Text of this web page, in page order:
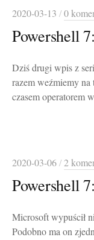
2020-03-13 /0
Powershell
Dziś drugi wpis z
razem weźmiemy
czasem operatorem
2020-03-06/2
Powershell
Microsoft wypuścił
Podobno ma on